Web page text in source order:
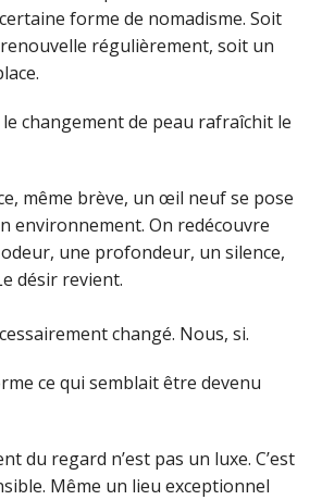
forme de nomadisme. Soit
régulièrement, soit un
le changement de peau rafraîchit le
même brève, un œil neuf se pose
environnement. On redécouvre
une profondeur, un silence,
désir revient.
changé. Nous, si.
ce qui semblait être devenu
du regard n’est pas un luxe. C’est
Même un lieu exceptionnel